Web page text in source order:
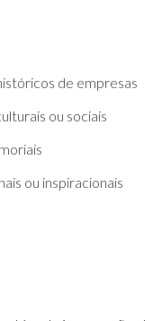
de empresas
ou sociais
ou inspiracionais